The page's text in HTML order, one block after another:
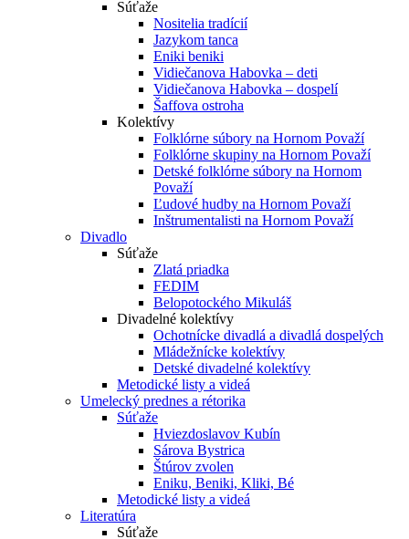
Súťaže
Nositelia tradícií
Jazykom tanca
Eniki beniki
Vidiečanova Habovka – deti
Vidiečanova Habovka – dospelí
Šaffova ostroha
Kolektívy
Folklórne súbory na Hornom Považí
Folklórne skupiny na Hornom Považí
Detské folklórne súbory na Hornom
Považí
Ľudové hudby na Hornom Považí
Inštrumentalisti na Hornom Považí
Divadlo
Súťaže
Zlatá priadka
FEDIM
Belopotockého Mikuláš
Divadelné kolektívy
Ochotnícke divadlá a divadlá dospelých
Mládežnícke kolektívy
Detské divadelné kolektívy
Metodické listy a videá
Umelecký prednes a rétorika
Súťaže
Hviezdoslavov Kubín
Sárova Bystrica
Štúrov zvolen
Eniku, Beniki, Kliki, Bé
Metodické listy a videá
Literatúra
Súťaže